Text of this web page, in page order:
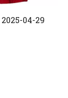
2025-04-29